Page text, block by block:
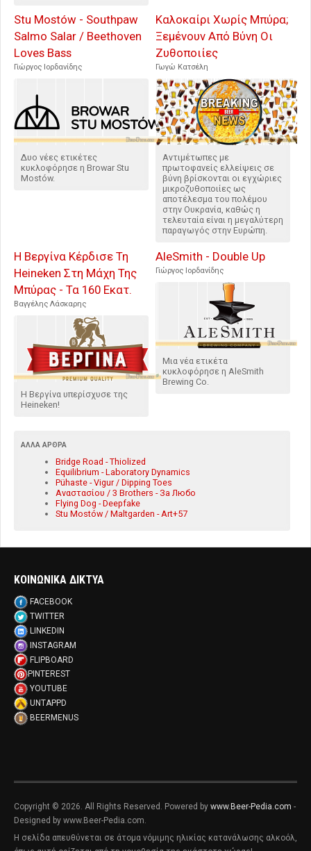
Stu Mostów - Southpaw
Salmo Salar / Beethoven
Loves Bass
Γιώργος Ιορδανίδης
Δυο νέες ετικέτες
κυκλοφόρησε η Browar Stu
Mostów.
Καλοκαίρι Χωρίς Μπύρα;
Ξεμένουν Από Βύνη Οι
Ζυθοποιίες
Γωγώ Κατσέλη
Αντιμέτωπες με
πρωτοφανείς ελλείψεις σε
βύνη βρίσκονται οι εγχώριες
μικροζυθοποιίες ως
αποτέλεσμα του πολέμου
στην Ουκρανία, καθώς η
τελευταία είναι η μεγαλύτερη
παραγωγός στην Ευρώπη.
Η Βεργίνα Κέρδισε Τη
Heineken Στη Μάχη Της
Μπύρας - Τα 160 Εκατ.
Βαγγέλης Λάσκαρης
Η Βεργίνα υπερίσχυσε της
Heineken!
AleSmith - Double Up
Γιώργος Ιορδανίδης
Μια νέα ετικέτα
κυκλοφόρησε η AleSmith
Brewing Co.
ΆΛΛΑ ΆΡΘΡΑ
Bridge Road - Thiolized
Equilibrium - Laboratory Dynamics
Pühaste - Vigur / Dipping Toes
Αναστασίου / 3 Brothers - За Любо
Flying Dog - Deepfake
Stu Mostów / Maltgarden - Art+57
ΚΟΙΝΩΝΙΚΑ ΔΙΚΤΥΑ
FACEBOOK
TWITTER
LINKEDIN
INSTAGRAM
FLIPBOARD
PINTEREST
YOUTUBE
UNTAPPD
BEERMENUS
Copyright © 2026. All Rights Reserved. Powered by www.Beer-Pedia.com -
Designed by www.Beer-Pedia.com.
Η σελίδα απευθύνεται σε άτομα νόμιμης ηλικίας κατανάλωσης αλκοόλ,